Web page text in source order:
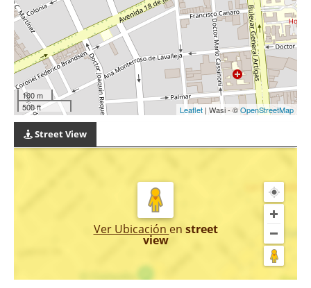
100 m
500 ft
Leaflet | Wasi - ©OpenStreetMap
Street View
Ver Ubicación en street
view